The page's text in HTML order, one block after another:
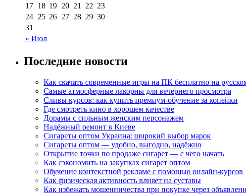
« Июл
17 18 19 20 21 22 23
24 25 26 27 28 29 30
31
Последние новости
Как скачать современные игры на ПК бесплатно на
Самые атмосферные лакорны для вечернего просмотра
Сливы курсов: как купить премиум-обучение за копейки
Где смотреть кино в хорошем качестве
Дорамы с сильным женским персонажем
Надёжный ремонт в Киеве
Сигареты оптом Украина: широкий выбор марок
Сигареты оптом — удобно, выгодно, надёжно
Открытие точки по продаже сигарет — с чего начать
Как сэкономить на закупках сигарет оптом
Обучение контекстной рекламе с помощью онлайн-курсов
Как физическая активность влияет на суставы
Как избежать мошенничества при покупке через